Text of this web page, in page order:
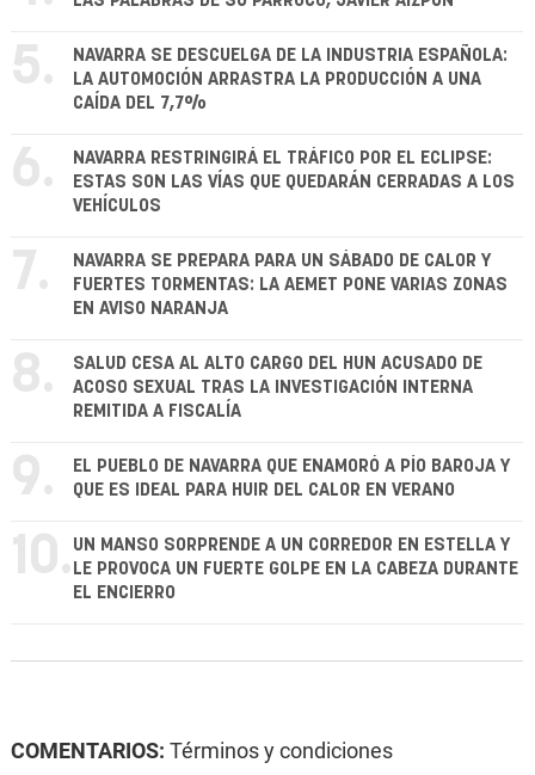
5.
NAVARRA SE DESCUELGA DE LA INDUSTRIA ESPAÑOLA:
LA AUTOMOCIÓN ARRASTRA LA PRODUCCIÓN A UNA
CAÍDA DEL 7,7%
6.
NAVARRA RESTRINGIRÁ EL TRÁFICO POR EL ECLIPSE:
ESTAS SON LAS VÍAS QUE QUEDARÁN CERRADAS A LOS
VEHÍCULOS
7.
NAVARRA SE PREPARA PARA UN SÁBADO DE CALOR Y
FUERTES TORMENTAS: LA AEMET PONE VARIAS ZONAS
EN AVISO NARANJA
8.
SALUD CESA AL ALTO CARGO DEL HUN ACUSADO DE
ACOSO SEXUAL TRAS LA INVESTIGACIÓN INTERNA
REMITIDA A FISCALÍA
9.
EL PUEBLO DE NAVARRA QUE ENAMORÓ A PÍO BAROJA Y
QUE ES IDEAL PARA HUIR DEL CALOR EN VERANO
10. UN MANSO SORPRENDE A UN CORREDOR EN ESTELLA Y
LE PROVOCA UN FUERTE GOLPE EN LA CABEZA DURANTE
EL ENCIERRO
COMENTARIOS: Términos y condiciones